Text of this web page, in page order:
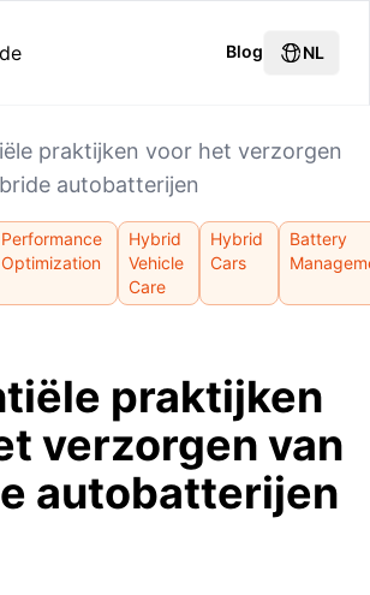
Blog NL
praktijken voor het verzorgen
autobatterijen
Performance
Optimization
Hybrid
Vehicle
Care
Hybrid
Cars
Battery
praktijken
verzorgen van
autobatterijen